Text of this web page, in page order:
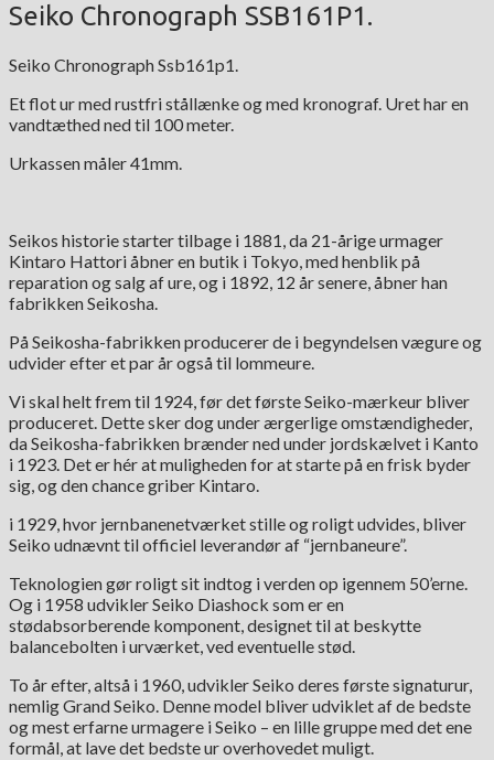
Seiko Chronograph SSB161P1.
Seiko Chronograph Ssb161p1.
Et flot ur med rustfri stållænke og med kronograf. Uret har en
vandtæthed ned til 100 meter.
Urkassen måler 41mm.
Seikos historie starter tilbage i 1881, da 21-årige urmager
Kintaro Hattori åbner en butik i Tokyo, med henblik på
reparation og salg af ure, og i 1892, 12 år senere, åbner han
fabrikken Seikosha.
På Seikosha-fabrikken producerer de i begyndelsen vægure og
udvider efter et par år også til lommeure.
Vi skal helt frem til 1924, før det første Seiko-mærkeur bliver
produceret. Dette sker dog under ærgerlige omstændigheder,
da Seikosha-fabrikken brænder ned under jordskælvet i Kanto
i 1923. Det er hér at muligheden for at starte på en frisk byder
sig, og den chance griber Kintaro.
i 1929, hvor jernbanenetværket stille og roligt udvides, bliver
Seiko udnævnt til officiel leverandør af “jernbaneure”.
Teknologien gør roligt sit indtog i verden op igennem 50’erne.
Og i 1958 udvikler Seiko Diashock som er en
stødabsorberende komponent, designet til at beskytte
balancebolten i urværket, ved eventuelle stød.
To år efter, altså i 1960, udvikler Seiko deres første signaturur,
nemlig Grand Seiko. Denne model bliver udviklet af de bedste
og mest erfarne urmagere i Seiko – en lille gruppe med det ene
formål, at lave det bedste ur overhovedet muligt.